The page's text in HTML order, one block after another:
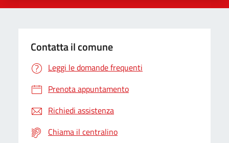
Contatta il comune
Leggi le domande frequenti
Prenota appuntamento
Richiedi assistenza
Chiama il centralino